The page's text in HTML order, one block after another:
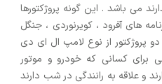
می باشد . این گونه پروژکتورها
های آفرود ، کویرنوردی ، جنگل
پروژکتور از نوع لامپ ال ای دی
برای کسانی که خودرو و موتور
و علاقه به رانندگی در شب دارند